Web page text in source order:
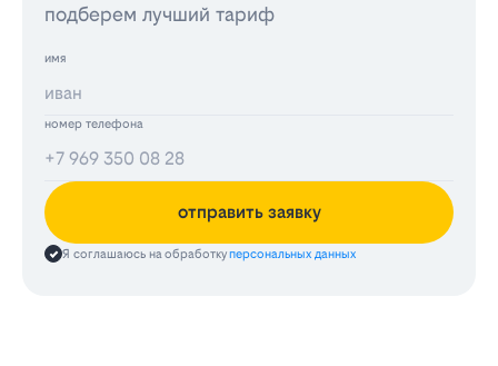
подберем лучший тариф
имя
номер телефона
отправить заявку
Я соглашаюсь на обработкуперсональных данных